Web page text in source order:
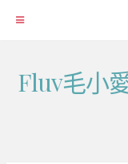
SkipFluv毛小